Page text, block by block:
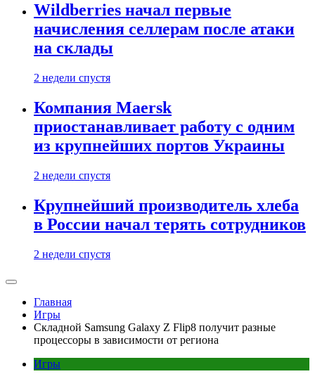
Wildberries начал первые
начисления селлерам после атаки
на склады
2 недели спустя
Компания Maersk
приостанавливает работу с одним
из крупнейших портов Украины
2 недели спустя
Крупнейший производитель хлеба
в России начал терять сотрудников
2 недели спустя
Главная
Игры
Складной Samsung Galaxy Z Flip8 получит разные
процессоры в зависимости от региона
Игры